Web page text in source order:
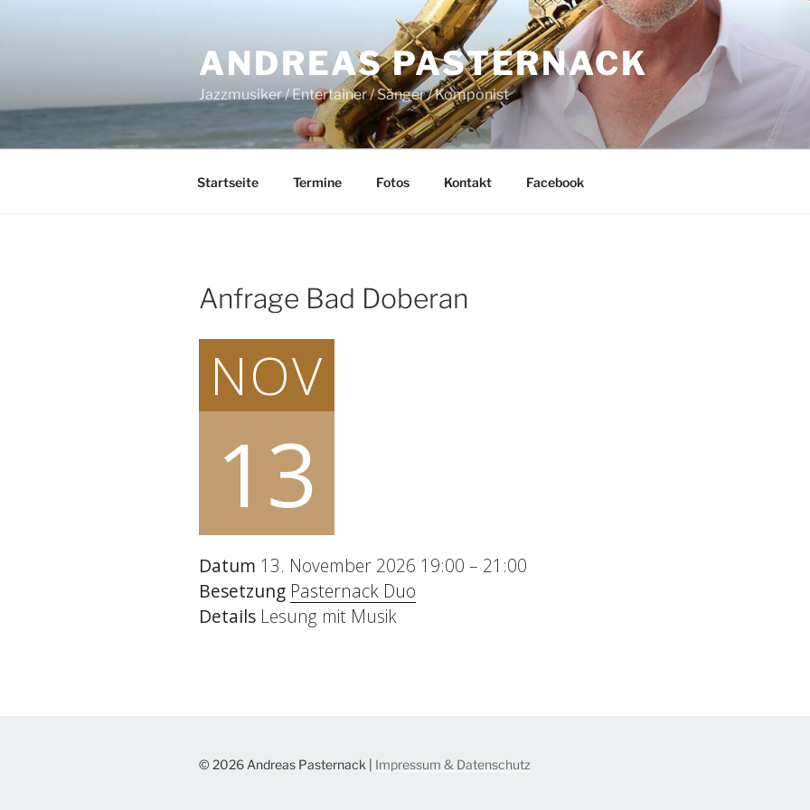
ANDREAS PASTERNACK
Jazzmusiker / Entertainer / Sänger / Komponist
Startseite Termine Fotos Kontakt Facebook
Anfrage Bad Doberan
NOV
13
Datum 13. November 2026 19:00 – 21:00
Besetzung Pasternack Duo
Details Lesung mit Musik
© 2026 Andreas Pasternack | Impressum & Datenschutz